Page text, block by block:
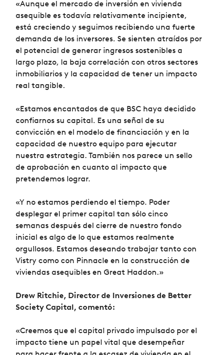
«Aunque el mercado de inversión en vivienda
asequible es todavía relativamente incipiente,
está creciendo y seguimos recibiendo una fuerte
demanda de los inversores. Se sienten atraídos por
el potencial de generar ingresos sostenibles a
largo plazo, la baja correlación con otros sectores
inmobiliarios y la capacidad de tener un impacto
real tangible.
«Estamos encantados de que BSC haya decidido
confiarnos su capital. Es una señal de su
convicción en el modelo de financiación y en la
capacidad de nuestro equipo para ejecutar
nuestra estrategia. También nos parece un sello
de aprobación en cuanto al impacto que
pretendemos lograr.
«Y no estamos perdiendo el tiempo. Poder
desplegar el primer capital tan sólo cinco
semanas después del cierre de nuestro fondo
inicial es algo de lo que estamos realmente
orgullosos. Estamos deseando trabajar tanto con
Vistry como con Pinnacle en la construcción de
viviendas asequibles en Great Haddon.»
Drew Ritchie, Director de Inversiones de Better
Society Capital, comentó:
«Creemos que el capital privado impulsado por el
impacto tiene un papel vital que desempeñar